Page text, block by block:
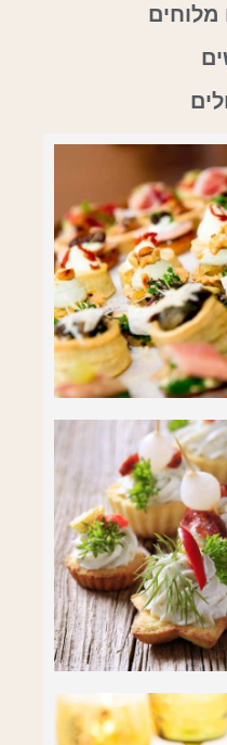
מלוחים